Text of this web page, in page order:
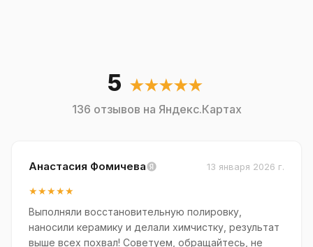
5 ★★★★★
136 отзывов на Яндекс.Картах
Анастасия Фомичева 13 января 2026 г.
★★★★★
Выполняли восстановительную полировку,
наносили керамику и делали химчистку, результат
выше всех похвал! Советуем, обращайтесь, не